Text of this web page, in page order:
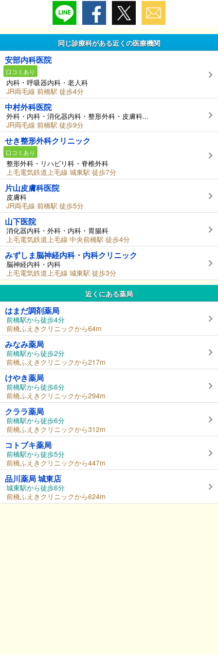
同じ診療科がある近くの医療機関
安部内科医院
口コミあり
内科・呼吸器内科・老人科
JR両毛線 前橋駅 徒歩4分
中村外科医院
外科・内科・消化器内科・整形外科・皮膚科...
JR両毛線 前橋駅 徒歩9分
せき整形外科クリニック
口コミあり
整形外科・リハビリ科・脊椎外科
上毛電気鉄道上毛線 城東駅 徒歩7分
片山皮膚科医院
皮膚科
JR両毛線 前橋駅 徒歩5分
山下医院
消化器内科・外科・内科・胃腸科
上毛電気鉄道上毛線 中央前橋駅 徒歩4分
みずしま脳神経内科・内科クリニック
脳神経内科・内科
上毛電気鉄道上毛線 城東駅 徒歩3分
近くにある薬局
はまだ調剤薬局
前橋駅から徒歩4分
前橋ふえきクリニックから64m
みなみ薬局
前橋駅から徒歩2分
前橋ふえきクリニックから217m
けやき薬局
前橋駅から徒歩6分
前橋ふえきクリニックから294m
クララ薬局
前橋駅から徒歩6分
前橋ふえきクリニックから312m
コトブキ薬局
前橋駅から徒歩5分
前橋ふえきクリニックから447m
品川薬局 城東店
城東駅から徒歩6分
前橋ふえきクリニックから624m